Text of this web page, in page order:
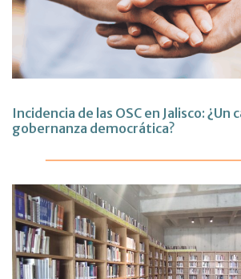
Incidencia de las OSC en Jalisco: ¿Un
gobernanza democrática?